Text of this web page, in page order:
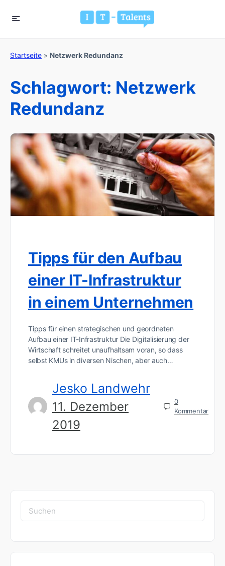
Startseite » Netzwerk Redundanz
Schlagwort: Netzwerk
Redundanz
Tipps für den Aufbau
einer IT-Infrastruktur
in einem Unternehmen
Tipps für einen strategischen und geordneten
Aufbau einer IT-Infrastruktur Die Digitalisierung der
Wirtschaft schreitet unaufhaltsam voran, so dass
selbst KMUs in diversen Nischen, aber auch…
Jesko Landwehr
11. Dezember
2019
0
Kommentar
Suchen
nach: